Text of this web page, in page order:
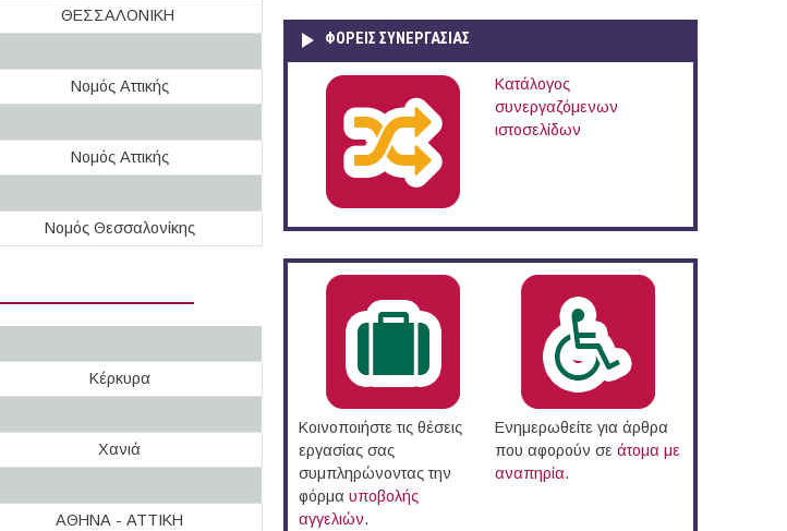
ΘΕΣΣΑΛΟΝΙΚΗ
Νομός Αττικής
Νομός Αττικής
Νομός Θεσσαλονίκης
Κέρκυρα
Χανιά
ΑΘΗΝΑ - ΑΤΤΙΚΗ
ΦΟΡΕΙΣ ΣΥΝΕΡΓΑΣΙΑΣ
Κατάλογος
συνεργαζόμενων
ιστοσελίδων
Κοινοποιήστε τις θέσεις
εργασίας σας
συμπληρώνοντας την
φόρμα υποβολής
αγγελιών.
Ενημερωθείτε για άρθρα
που αφορούν σε άτομα με
αναπηρία.